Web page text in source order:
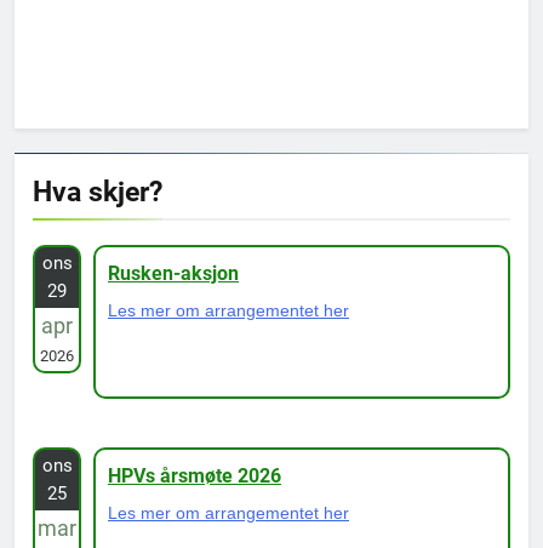
Hva skjer?
ons
29
apr
2026
Rusken-aksjon
Les mer om arrangementet her
ons
25
mar
HPVs årsmøte 2026
Les mer om arrangementet her